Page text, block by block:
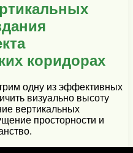
коридорах
одну из эффективных
визуально высоту
вертикальных
просторности и